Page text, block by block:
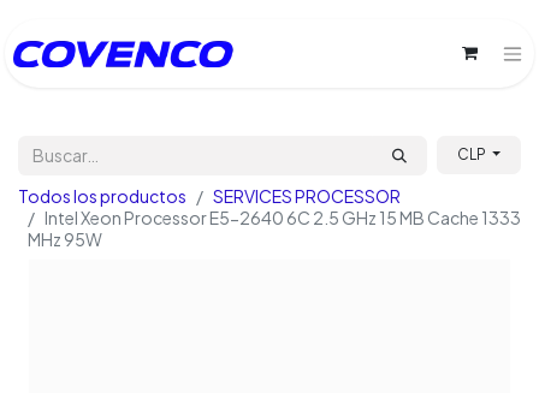
CLP
Todos los productos
SERVICES PROCESSOR
Intel Xeon Processor E5-2640 6C 2.5 GHz 15 MB Cache 1333
MHz 95W